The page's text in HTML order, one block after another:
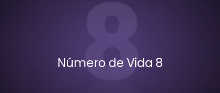
Número de Vida 8